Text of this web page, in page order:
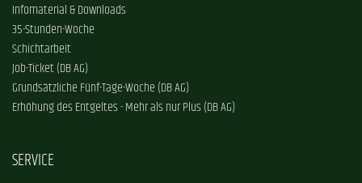
Infomaterial & Downloads
35-Stunden-Woche
Schichtarbeit
Job-Ticket (DB AG)
Grundsätzliche Fünf-Tage-Woche (DB AG)
Erhöhung des Entgeltes - Mehr als nur Plus (DB AG)
SERVICE